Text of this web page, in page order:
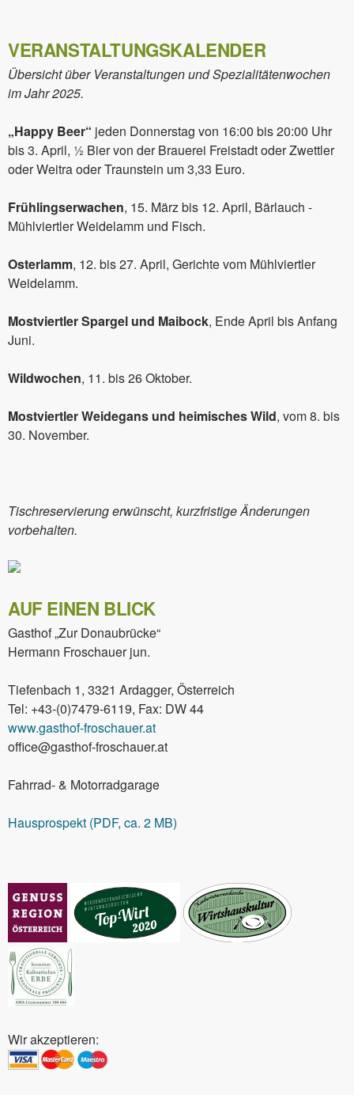
VERANSTALTUNGSKALENDER
Übersicht über Veranstaltungen und Spezialitätenwochen
im Jahr 2025.
„Happy Beer“ jeden Donnerstag von 16:00 bis 20:00 Uhr
bis 3. April, ½ Bier von der Brauerei Freistadt oder Zwettler
oder Weitra oder Traunstein um 3,33 Euro.
Frühlingserwachen, 15. März bis 12. April, Bärlauch -
Mühlviertler Weidelamm und Fisch.
Osterlamm, 12. bis 27. April, Gerichte vom Mühlviertler
Weidelamm.
Mostviertler Spargel und Maibock, Ende April bis Anfang
Juni.
Wildwochen, 11. bis 26 Oktober.
Mostviertler Weidegans und heimisches Wild, vom 8. bis
30. November.
Tischreservierung erwünscht, kurzfristige Änderungen
vorbehalten.
AUF EINEN BLICK
Gasthof „Zur Donaubrücke“
Hermann Froschauer jun.
Tiefenbach 1, 3321 Ardagger, Österreich
Tel: +43-(0)7479-6119, Fax: DW 44
www.gasthof-froschauer.at
office@gasthof-froschauer.at
Fahrrad- & Motorradgarage
Hausprospekt (PDF, ca. 2 MB)
Wir akzeptieren: